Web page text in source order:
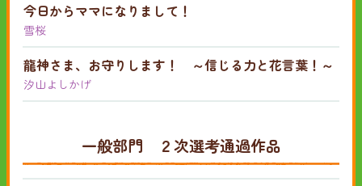
今日からママになりまして！
雪桜
龍神さま、お守りします！ ～信じる力と花言葉！～
汐山よしかげ
一般部門 ２次選考通過作品